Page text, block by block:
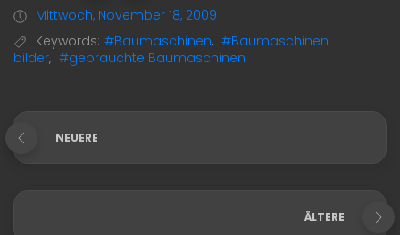
Mittwoch, November 18, 2009
Keywords: #Baumaschinen, #Baumaschinen
bilder, #gebrauchte Baumaschinen
NEUERE
ÄLTERE